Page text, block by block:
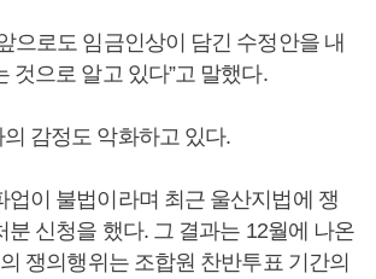
으로도 임금인상이 담긴 수정안을 내
것으로 알고 있다”고 말했다.
감정도 악화하고 있다.
업이 불법이라며 최근 울산지법에 쟁
분 신청을 했다. 그 결과는 12월에 나온
쟁의행위는 조합원 찬반투표 기간의